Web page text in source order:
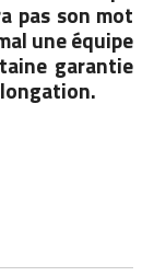
pas son mot
une équipe
garantie